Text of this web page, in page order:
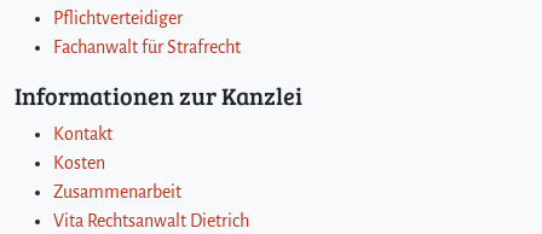
Pflichtverteidiger
Fachanwalt für Strafrecht
Informationen zur Kanzlei
Kontakt
Kosten
Zusammenarbeit
Vita Rechtsanwalt Dietrich